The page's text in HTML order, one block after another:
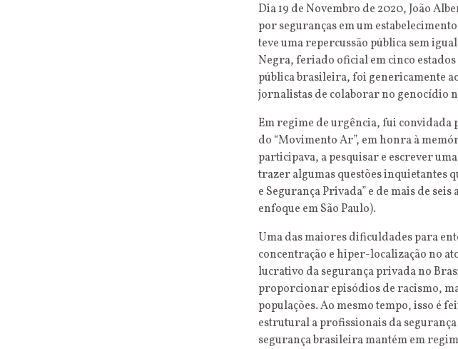
Dia 19 de Novembro de 2020, João
por seguranças em um
teve uma repercussão pública sem
Negra, feriado oficial em cinco
pública brasileira, foi genericamente
jornalistas de colaborar no genocídio
Em regime de urgência, fui
do “Movimento Ar”, em honra à
participava, a pesquisar e escrever
trazer algumas questões inquietantes
e Segurança Privada” e de mais de
enfoque em São Paulo).
Uma das maiores dificuldades para
concentração e hiper-localização no
lucrativo da segurança privada no
proporcionar episódios de racismo,
populações. Ao mesmo tempo, isso é
estrutural a profissionais da
segurança brasileira mantém em